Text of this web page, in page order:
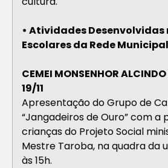
• Atividades Desenvolvidas
Escolares da Rede
CEMEI MONSENHOR
19/11
Apresentação do Grupo de
“Jangadeiros de Ouro” com a
crianças do Projeto Social
Mestre Taroba, na quadra da
às 15h.